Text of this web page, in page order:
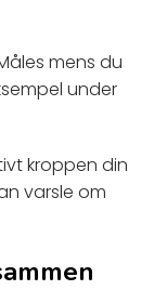
mens du
under
kroppen din
varsle om